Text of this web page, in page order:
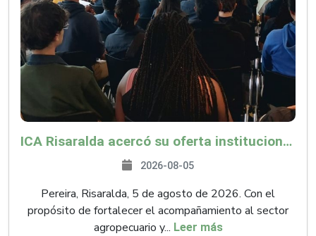
ICA Risaralda acercó su oferta institucional a productores y emprendedores en Expocamello
2026-08-05
Pereira, Risaralda, 5 de agosto de 2026. Con el
propósito de fortalecer el acompañamiento al sector
agropecuario y... Leer más